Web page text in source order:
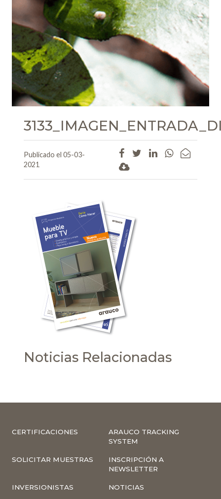
Publicado el 05-03-
2021
Noticias Relacionadas
CERTIFICACIONES
ARAUCO TRACKING
SYSTEM
SOLICITAR MUESTRAS
INSCRIPCIÓN A
NEWSLETTER
INVERSIONISTAS NOTICIAS